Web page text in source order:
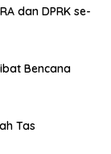
dan DPRK se-
Bencana
Tas